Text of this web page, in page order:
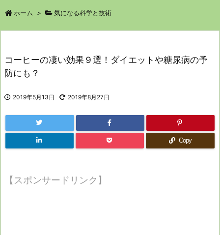
ホーム > 気になる科学と技術
コーヒーの凄い効果９選！ダイエットや糖尿病の予
防にも？
2019年5月13日 2019年8月27日
Copy
【スポンサードリンク】